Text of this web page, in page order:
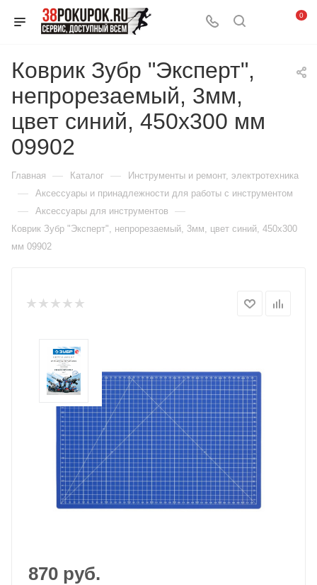
0
Коврик Зубр "Эксперт",
непрорезаемый, 3мм,
цвет синий, 450х300 мм
09902
Главная — Каталог — Инструменты и ремонт, электротехника
— Аксессуары и принадлежности для работы с инструментом
— Аксессуары для инструментов —
Коврик Зубр "Эксперт", непрорезаемый, 3мм, цвет синий, 450х300
мм 09902
870 руб.